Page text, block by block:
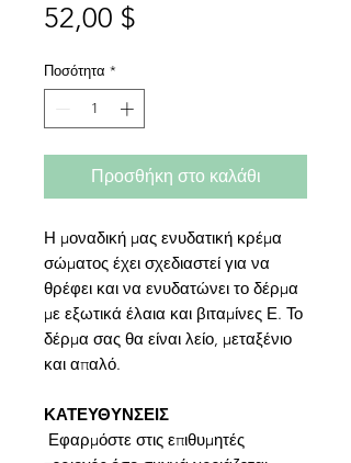
52,00 $
Ποσότητα *
Προσθήκη στο καλάθι
Η μοναδική μας ενυδατική κρέμα
σώματος έχει σχεδιαστεί για να
θρέφει και να ενυδατώνει το δέρμα
με εξωτικά έλαια και βιταμίνες Ε. Το
δέρμα σας θα είναι λείο, μεταξένιο
και απαλό.
ΚΑΤΕΥΘΥΝΣΕΙΣ
Εφαρμόστε στις επιθυμητές